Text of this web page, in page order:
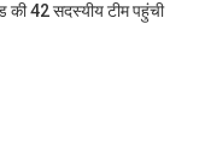
की 42 सदस्यीय टीम पहुंची